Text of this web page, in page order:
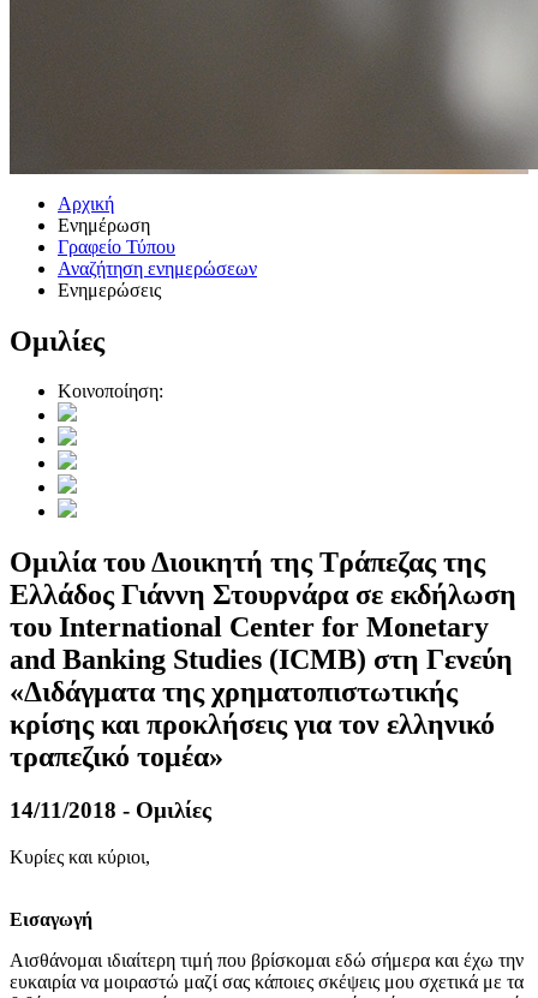
Αρχική
Ενημέρωση
Γραφείο Τύπου
Αναζήτηση ενημερώσεων
Ενημερώσεις
Ομιλίες
Κοινοποίηση:
Ομιλία του Διοικητή της Τράπεζας της
Ελλάδος Γιάννη Στουρνάρα σε εκδήλωση
του International Center for Monetary
and Banking Studies (ICMB) στη Γενεύη
«Διδάγματα της χρηματοπιστωτικής
κρίσης και προκλήσεις για τον ελληνικό
τραπεζικό τομέα»
14/11/2018 - Ομιλίες
Κυρίες και κύριοι,
Εισαγωγή
Αισθάνομαι ιδιαίτερη τιμή που βρίσκομαι εδώ σήμερα και έχω την
ευκαιρία να μοιραστώ μαζί σας κάποιες σκέψεις μου σχετικά με τα